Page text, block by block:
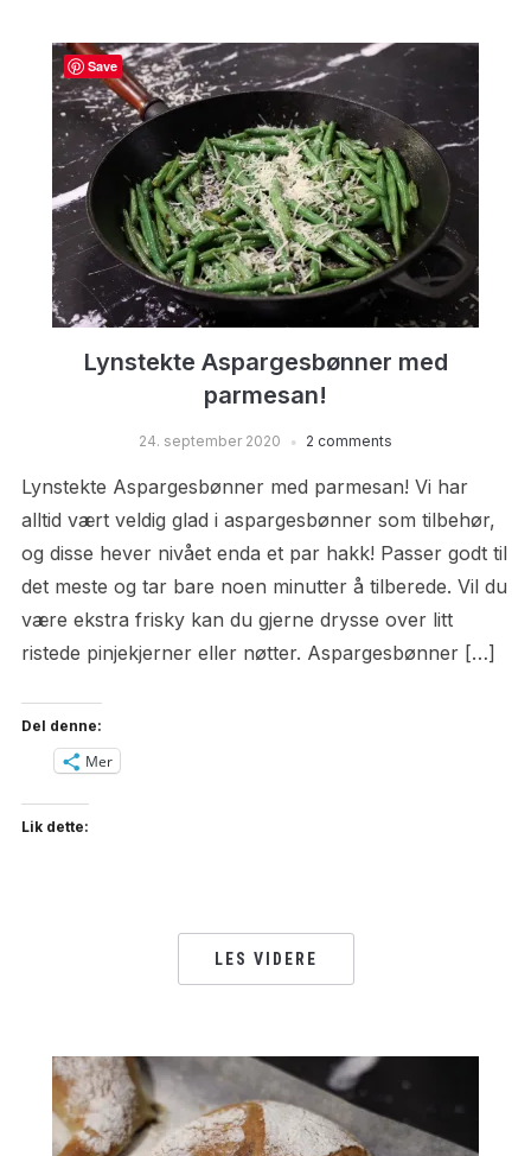
Lynstekte Aspargesbønner med
parmesan!
24. september 2020 2 comments
Lynstekte Aspargesbønner med parmesan! Vi har
alltid vært veldig glad i aspargesbønner som tilbehør,
og disse hever nivået enda et par hakk! Passer godt til
det meste og tar bare noen minutter å tilberede. Vil du
være ekstra frisky kan du gjerne drysse over litt
ristede pinjekjerner eller nøtter. Aspargesbønner […]
Del denne:
Mer
Lik dette:
LES VIDERE
Save